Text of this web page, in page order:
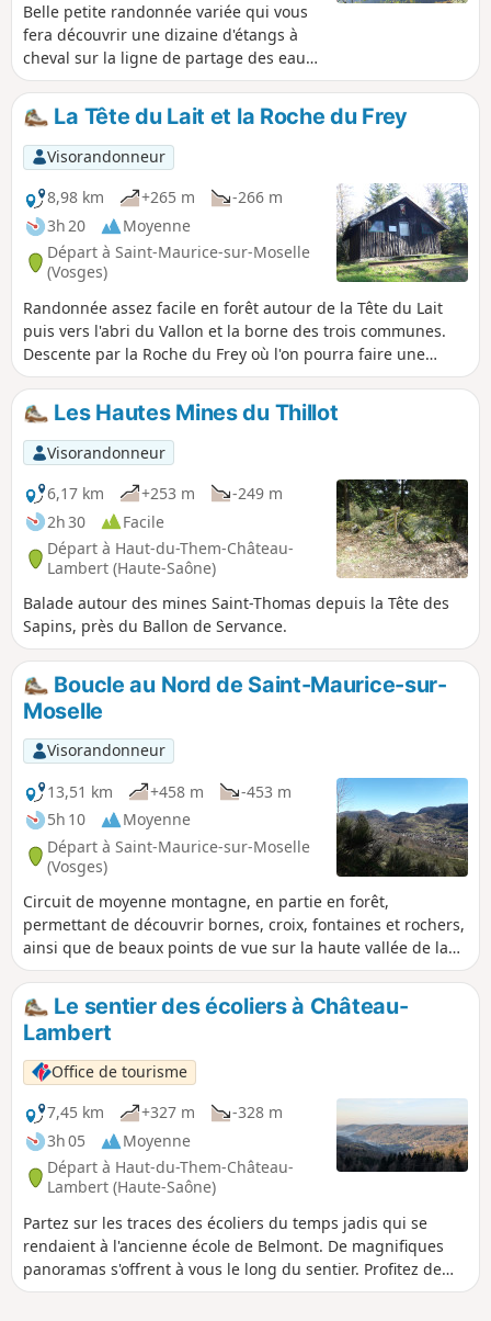
Belle petite randonnée variée qui vous
fera découvrir une dizaine d'étangs à
cheval sur la ligne de partage des eaux
entre Mer du Nord et Mer
Méditerranée.
La Tête du Lait et la Roche du Frey
Visorandonneur
8,98 km
+265 m
-266 m
3h 20
Moyenne
Départ à Saint-Maurice-sur-Moselle
(Vosges)
Randonnée assez facile en forêt autour de la Tête du Lait
puis vers l'abri du Vallon et la borne des trois communes.
Descente par la Roche du Frey où l'on pourra faire une
pause et admirer les chaumes de Saint-Maurice. Le retour
se fera par la route du Lait qui surplombe Bussang et Saint-
Maurice.Les Hautes Mines du Thillot
Visorandonneur
6,17 km
+253 m
-249 m
2h 30
Facile
Départ à Haut-du-Them-Château-
Lambert (Haute-Saône)
Balade autour des mines Saint-Thomas depuis la Tête des
Sapins, près du Ballon de Servance.
Boucle au Nord de Saint-Maurice-sur-
Moselle
Visorandonneur
13,51 km
+458 m
-453 m
5h 10
Moyenne
Départ à Saint-Maurice-sur-Moselle
(Vosges)
Circuit de moyenne montagne, en partie en forêt,
permettant de découvrir bornes, croix, fontaines et rochers,
ainsi que de beaux points de vue sur la haute vallée de la
Moselle et les premiers ballons vosgiens
Le sentier des écoliers à Château-
Lambert
Office de tourisme
7,45 km
+327 m
-328 m
3h 05
Moyenne
Départ à Haut-du-Them-Château-
Lambert (Haute-Saône)
Partez sur les traces des écoliers du temps jadis qui se
rendaient à l'ancienne école de Belmont. De magnifiques
panoramas s'offrent à vous le long du sentier. Profitez de
votre présence à Château-Lambert pour vous rendre au